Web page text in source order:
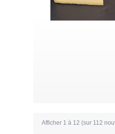
Afficher 1 à 12 (sur 112